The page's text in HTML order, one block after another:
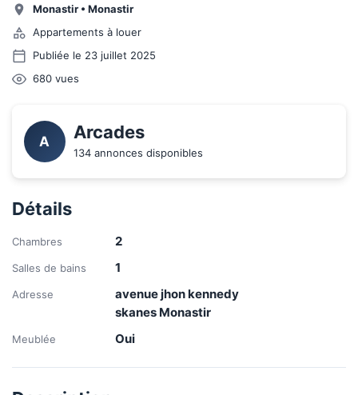
Monastir • Monastir
Appartements à louer
Publiée le 23 juillet 2025
680 vues
A Arcades
134 annonces disponibles
Détails
Chambres 2
Salles de bains 1
Adresse
avenue jhon kennedy
skanes Monastir
Meublée Oui